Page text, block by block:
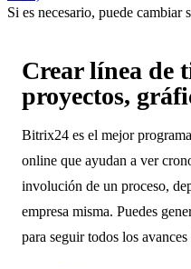
Si es necesario, puede cambiar
Crear línea de
proyectos,
Bitrix24 es el mejor
online que ayudan a ver
involución de un proceso,
empresa misma. Puedes
para seguir todos los